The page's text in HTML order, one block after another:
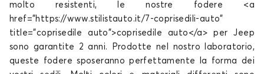
molto resistenti, le nostre fodere <a
href="https://www.stilistauto.it/7-coprisedili-auto"
title="coprisedile auto">coprisedile auto</a> per Jeep
sono garantite 2 anni. Prodotte nel nostro laboratorio,
queste fodere sposeranno perfettamente la forma dei